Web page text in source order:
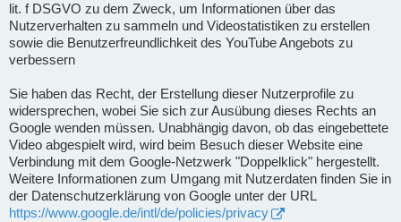
lit. f DSGVO zu dem Zweck, um Informationen über das
Nutzerverhalten zu sammeln und Videostatistiken zu erstellen
sowie die Benutzerfreundlichkeit des YouTube Angebots zu
verbessern
Sie haben das Recht, der Erstellung dieser Nutzerprofile zu
widersprechen, wobei Sie sich zur Ausübung dieses Rechts an
Google wenden müssen. Unabhängig davon, ob das eingebettete
Video abgespielt wird, wird beim Besuch dieser Website eine
Verbindung mit dem Google-Netzwerk "Doppelklick" hergestellt.
Weitere Informationen zum Umgang mit Nutzerdaten finden Sie in
der Datenschutzerklärung von Google unter der URL
https://www.google.de/intl/de/policies/privacy